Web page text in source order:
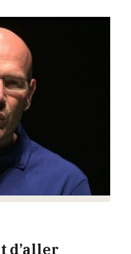
d’aller